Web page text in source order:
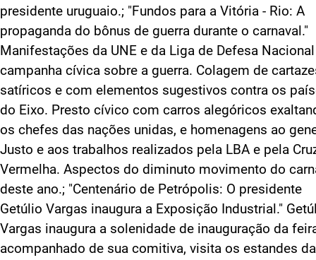
presidente uruguaio.; "Fundos para a Vitória - Rio: A
propaganda do bônus de guerra durante o carnaval."
Manifestações da UNE e da Liga de Defesa
campanha cívica sobre a guerra. Colagem de
satíricos e com elementos sugestivos contra os
do Eixo. Presto cívico com carros alegóricos
os chefes das nações unidas, e homenagens ao
Justo e aos trabalhos realizados pela LBA e pela
Vermelha. Aspectos do diminuto movimento do
deste ano.; "Centenário de Petrópolis: O presidente
Getúlio Vargas inaugura a Exposição Industrial."
Vargas inaugura a solenidade de inauguração da
acompanhado de sua comitiva, visita os estandes da